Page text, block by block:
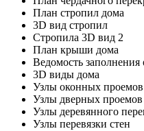
План стропил дома
3D вид стропил
Стропила 3D вид 2
План крыши дома
Ведомость
3D виды дома
Узлы оконных проемов
Узлы дверных проемов
Узлы деревянного
Узлы перевязки стен